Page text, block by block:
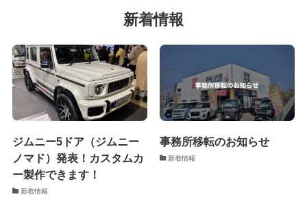
新着情報
ジムニー5ドア（ジムニー
ノマド）発表！カスタムカ
ー製作できます！
新着情報
事務所移転のお知らせ
新着情報